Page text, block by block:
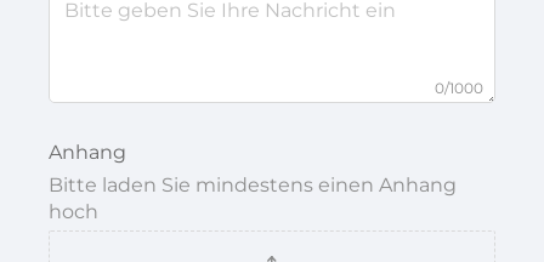
0/1000
Anhang
Bitte laden Sie mindestens einen Anhang
hoch